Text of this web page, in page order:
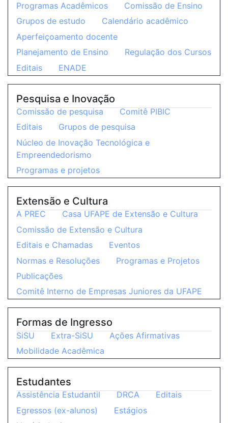
Programas Acadêmicos
Comissão de Ensino
Grupos de estudo
Calendário acadêmico
Aperfeiçoamento docente
Planejamento de Ensino
Regulação dos Cursos
Editais
ENADE
Pesquisa e Inovação
Comissão de pesquisa
Comitê PIBIC
Editais
Grupos de pesquisa
Núcleo de Inovação Tecnológica e
Empreendedorismo
Programas e projetos
Extensão e Cultura
A PREC
Casa UFAPE de Extensão e Cultura
Comissão de Extensão e Cultura
Editais e Chamadas
Eventos
Normas e Resoluções
Programas e Projetos
Publicações
Comitê Interno de Empresas Juniores da UFAPE
Formas de Ingresso
SiSU Extra-SiSU
Ações Afirmativas
Mobilidade Acadêmica
Estudantes
Assistência Estudantil DRCA
Editais
Egressos (ex-alunos)
Estágios